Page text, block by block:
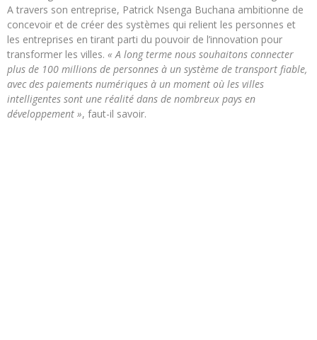
A travers son entreprise, Patrick Nsenga Buchana ambitionne de
concevoir et de créer des systèmes qui relient les personnes et
les entreprises en tirant parti du pouvoir de l’innovation pour
transformer les villes. « A long terme nous souhaitons connecter
plus de 100 millions de personnes à un système de transport fiable,
avec des paiements numériques à un moment où les villes
intelligentes sont une réalité dans de nombreux pays en
développement », faut-il savoir.